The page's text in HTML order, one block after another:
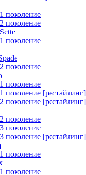
1 поколение
2 поколение
1 поколение
2 поколение
1 поколение
1 поколение [рестайлинг]
2 поколение [рестайлинг]
2 поколение
3 поколение
3 поколение [рестайлинг]
1 поколение
1 поколение